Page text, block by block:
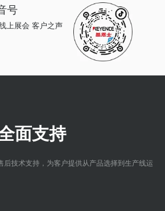
号
上展会 客户之声
面支持
后技术支持，为客户提供从产品选择到生产线运